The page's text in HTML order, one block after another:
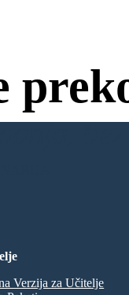
Verzija za Učitelje